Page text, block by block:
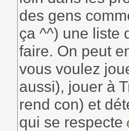
des gens
ça ^^) une liste
faire. On peut
vous voulez
aussi), jouer à
rend con) et
qui se respecte